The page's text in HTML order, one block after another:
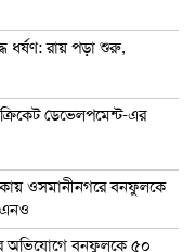
ধর্ষণ: রায় পড়া শুরু,
ডেভেলপমেন্ট-এর
ওসমানীনগরে বনফুলকে
অভিযোগে বনফুলকে ৫০